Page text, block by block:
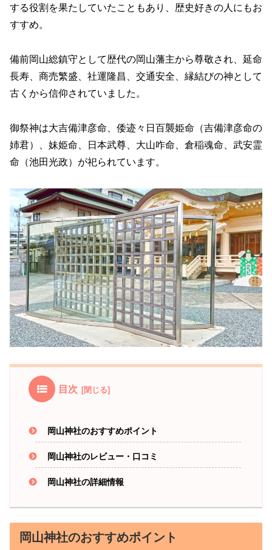
する役割を果たしていたこともあり、歴史好きの人にもお
すすめ。
備前岡山総鎮守として歴代の岡山藩主から尊敬され、延命
長寿、商売繁盛、社運隆昌、交通安全、縁結びの神として
古くから信仰されていました。
御祭神は大吉備津彦命、倭迹々日百襲姫命（吉備津彦命の
姉君）、妹姫命、日本武尊、大山咋命、倉稲魂命、武安霊
命（池田光政）が祀られています。
目次
岡山神社のおすすめポイント
岡山神社のレビュー・口コミ
岡山神社の詳細情報
岡山神社のおすすめポイント